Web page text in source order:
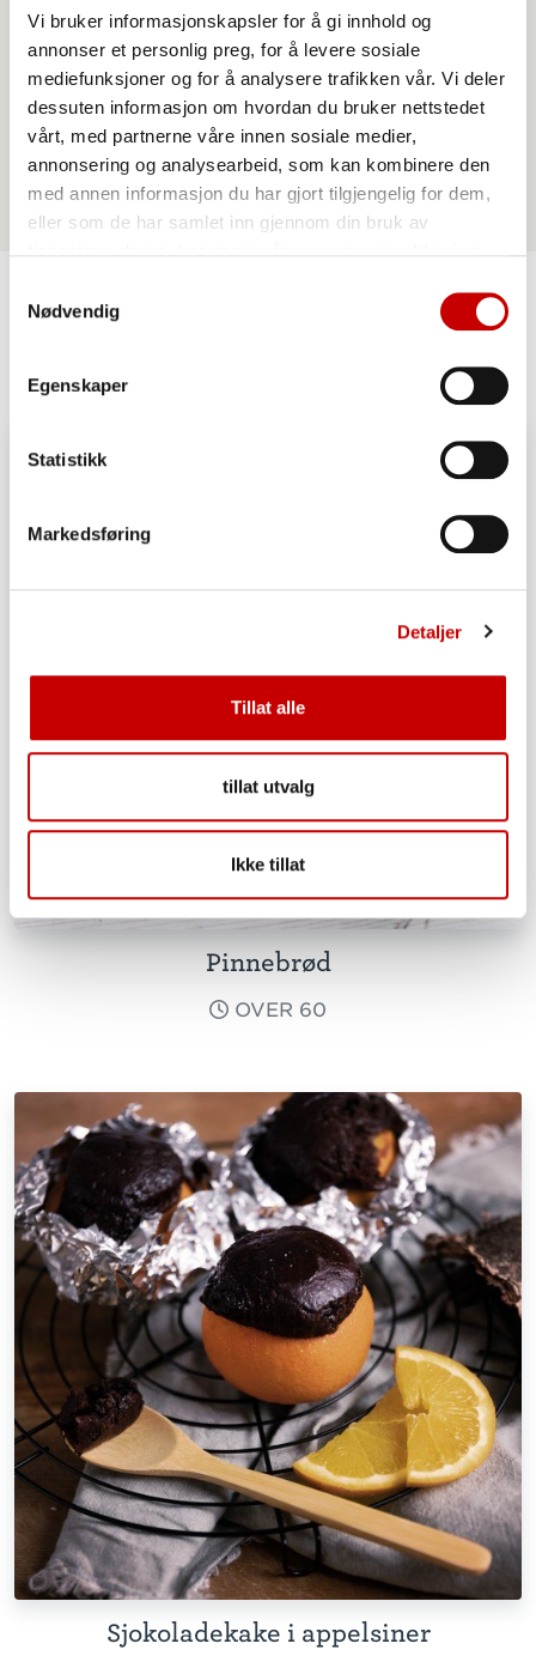
Vi bruker informasjonskapsler for å gi innhold og
annonser et personlig preg, for å levere sosiale
mediefunksjoner og for å analysere trafikken vår. Vi deler
dessuten informasjon om hvordan du bruker nettstedet
vårt, med partnerne våre innen sosiale medier,
annonsering og analysearbeid, som kan kombinere den
med annen informasjon du har gjort tilgjengelig for dem,
eller som de har samlet inn gjennom din bruk av
Nødvendig
Egenskaper
Statistikk
Markedsføring
Detaljer
Tillat alle
tillat utvalg
Ikke tillat
Norgesmøllene Hvetemel siktet
Pinnebrød
OVER 60
Sjokoladekake i appelsiner